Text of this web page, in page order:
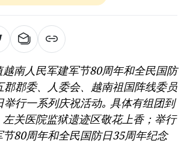
越南人民军建军节80周年和全民国防
郡郡委、人委会、越南祖国阵线委员
举行一系列庆祝活动｡ 具体有组团到
关医院监狱遗迹区敬花上香；举行
80周年和全民国防日35周年纪念